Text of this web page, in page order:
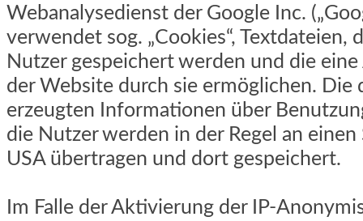
Webanalysedienst der Google Inc.
verwendet sog. „Cookies“, Textdateien,
Nutzer gespeichert werden und die
der Website durch sie ermöglichen. Die
erzeugten Informationen über
die Nutzer werden in der Regel an
USA übertragen und dort gespeichert.
Im Falle der Aktivierung der IP-